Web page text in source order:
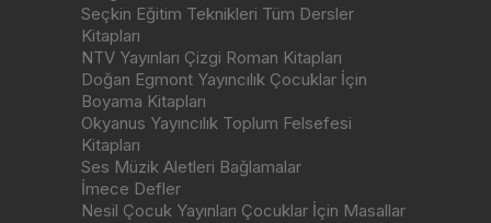
Seçkin Eğitim Teknikleri Tüm Dersler
Kitapları
NTV Yayınları Çizgi Roman Kitapları
Doğan Egmont Yayıncılık Çocuklar İçin
Boyama Kitapları
Okyanus Yayıncılık Toplum Felsefesi
Kitapları
Ses Müzik Aletleri Bağlamalar
İmece Defler
Nesil Çocuk Yayınları Çocuklar İçin Masallar